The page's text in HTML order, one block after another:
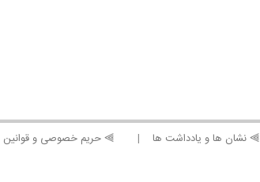
⫸ نشان ها و یادداشت ها ⫸ حریم خصوصی و قوانین